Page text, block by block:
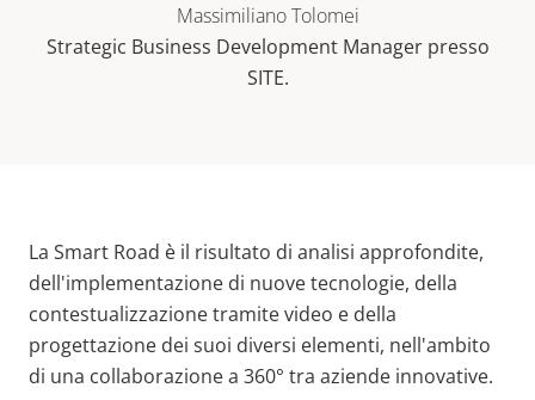
Massimiliano Tolomei
Strategic Business Development Manager presso
SITE.
La Smart Road è il risultato di analisi approfondite,
dell'implementazione di nuove tecnologie, della
contestualizzazione tramite video e della
progettazione dei suoi diversi elementi, nell'ambito
di una collaborazione a 360° tra aziende innovative.